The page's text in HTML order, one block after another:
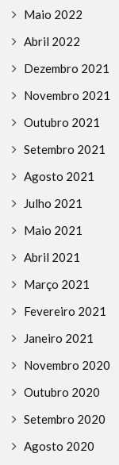
Maio 2022
Abril 2022
Dezembro 2021
Novembro 2021
Outubro 2021
Setembro 2021
Agosto 2021
Julho 2021
Maio 2021
Abril 2021
Março 2021
Fevereiro 2021
Janeiro 2021
Novembro 2020
Outubro 2020
Setembro 2020
Agosto 2020